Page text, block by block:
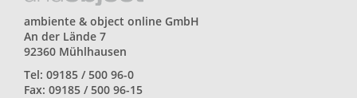
ambiente & object online GmbH
An der Lände 7
92360 Mühlhausen
Tel: 09185 / 500 96-0
Fax: 09185 / 500 96-15